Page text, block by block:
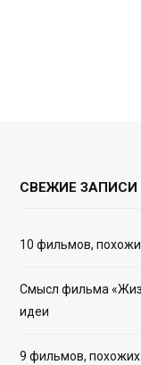
СВЕЖИЕ ЗАПИСИ
10 фильмов,
Смысл фильма
идеи
9 фильмов,